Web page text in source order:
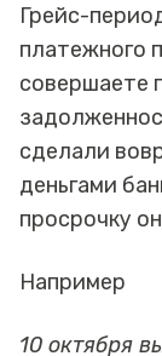
Грейс-
платежного
совершаете
сделали
деньгами
просрочку
Например
10 октября